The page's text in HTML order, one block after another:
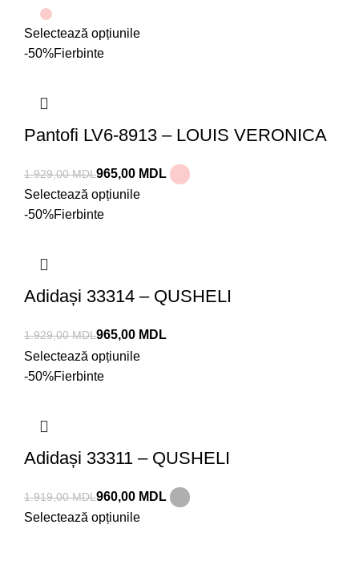
Selectează opțiunile
-50%Fierbinte
Pantofi LV6-8913 – LOUIS VERONICA
1.929,00MDL965,00 MDL
Selectează opțiunile
-50%Fierbinte
Adidași 33314 – QUSHELI
1.929,00MDL965,00 MDL
Selectează opțiunile
-50%Fierbinte
Adidași 33311 – QUSHELI
1.919,00MDL960,00 MDL
Selectează opțiunile